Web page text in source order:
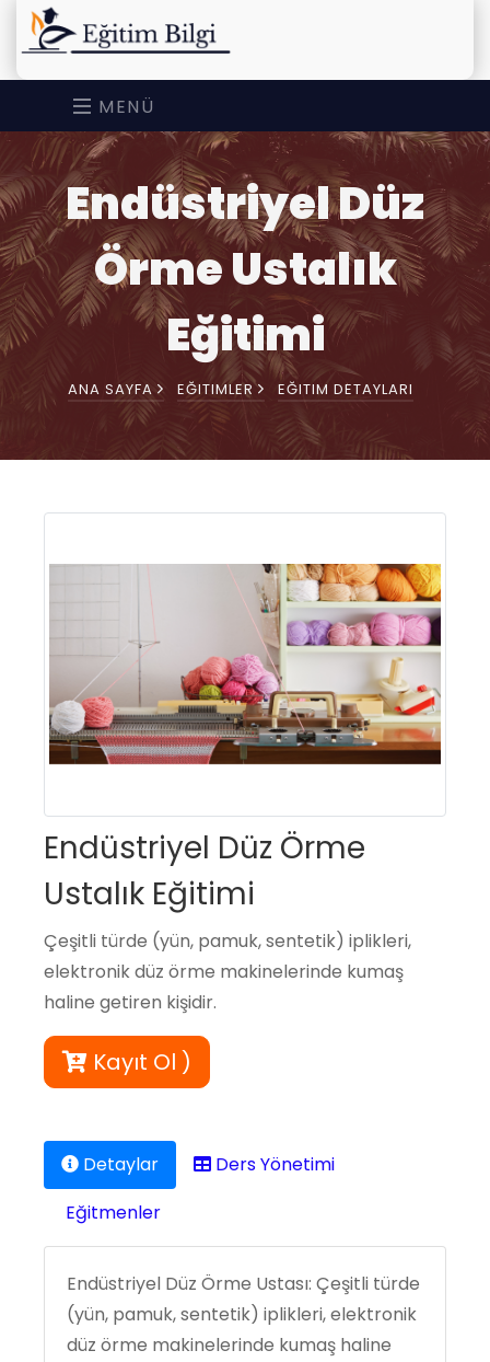
MENÜ
Endüstriyel Düz
Örme Ustalık
Eğitimi
ANA SAYFA EĞITIMLER EĞITIM DETAYLARI
Endüstriyel Düz Örme
Ustalık Eğitimi
Çeşitli türde (yün, pamuk, sentetik) iplikleri,
elektronik düz örme makinelerinde kumaş
haline getiren kişidir.
Kayıt Ol )
Detaylar
Ders Yönetimi
Eğitmenler
Endüstriyel Düz Örme Ustası: Çeşitli türde
(yün, pamuk, sentetik) iplikleri, elektronik
düz örme makinelerinde kumaş haline